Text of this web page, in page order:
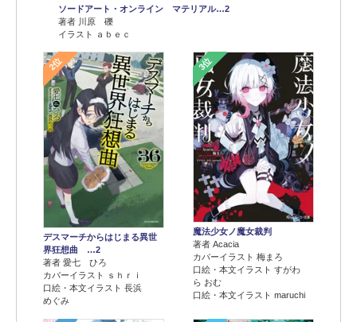
ソードアート・オンライン マテリアル…2
著者 川原 礫
イラスト ａｂｅｃ
2位
デスマーチからはじまる異世
界狂想曲 …2
著者 愛七 ひろ
カバーイラスト ｓｈｒｉ
口絵・本文イラスト 長浜
めぐみ
3位
魔法少女ノ魔女裁判
著者 Acacia
カバーイラスト 梅まろ
口絵・本文イラスト すがわ
ら おむ
口絵・本文イラスト maruchi